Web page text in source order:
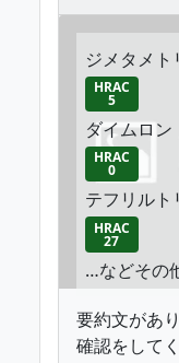
ジメタメト
HRAC
5
ダイムロン
HRAC
0
テフリルト
HRAC
27
…などその
要約文があ
確認をして